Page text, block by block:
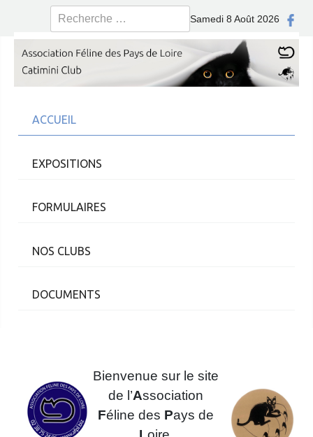
Samedi 8 Août 2026
Rechercher
ACCUEIL
EXPOSITIONS
FORMULAIRES
NOS CLUBS
DOCUMENTS
Bienvenue sur le site
de l’Association
Féline des Pays de